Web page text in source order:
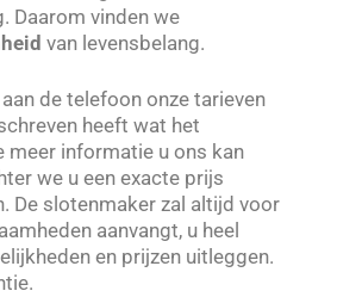
Daarom vinden we
van levensbelang.
de telefoon onze tarieven
heeft wat het
meer informatie u ons kan
we u een exacte prijs
De slotenmaker zal altijd voor
aanvangt, u heel
en prijzen uitleggen.